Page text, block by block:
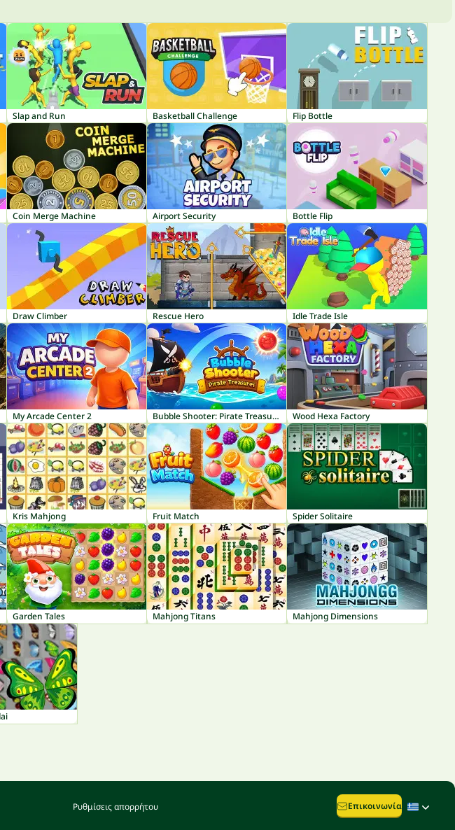
Slap and Run Basketball Challenge Flip Bottle
Coin Merge Machine Airport Security Bottle Flip
Draw Climber Rescue Hero Idle Trade Isle
My Arcade Center 2 Bubble Shooter: Pirate Treasures Wood Hexa Factory
Kris Mahjong Fruit Match Spider Solitaire
Garden Tales Mahjong Titans Mahjong Dimensions
Ρυθμίσεις απορρήτου Επικοινωνία